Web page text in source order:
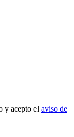
y acepto el aviso de